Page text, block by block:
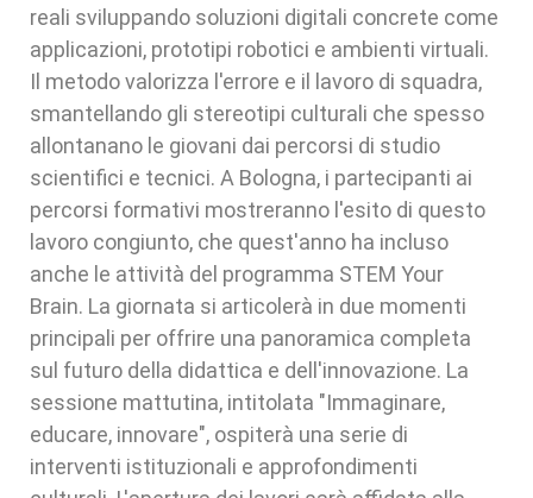
reali sviluppando soluzioni digitali concrete come
applicazioni, prototipi robotici e ambienti virtuali.
Il metodo valorizza l'errore e il lavoro di squadra,
smantellando gli stereotipi culturali che spesso
allontanano le giovani dai percorsi di studio
scientifici e tecnici. A Bologna, i partecipanti ai
percorsi formativi mostreranno l'esito di questo
lavoro congiunto, che quest'anno ha incluso
anche le attività del programma STEM Your
Brain. La giornata si articolerà in due momenti
principali per offrire una panoramica completa
sul futuro della didattica e dell'innovazione. La
sessione mattutina, intitolata "Immaginare,
educare, innovare", ospiterà una serie di
interventi istituzionali e approfondimenti